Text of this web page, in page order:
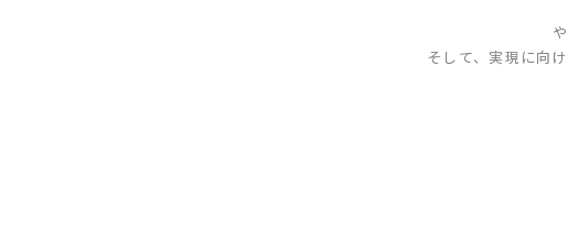
そして、実現に向